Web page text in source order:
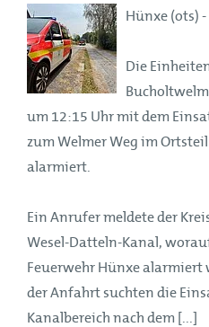
Hünxe (ots) -
Die
um 12:15 Uhr mit dem
zum Welmer Weg im
alarmiert.
Ein Anrufer meldete der
Wesel-Datteln-Kanal,
Feuerwehr Hünxe alarmiert
der Anfahrt suchten die
Kanalbereich nach dem [...]